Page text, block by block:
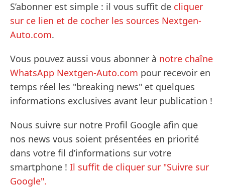
S’abonner est simple : il vous suffit de cliquer
sur ce lien et de cocher les sources Nextgen-
Auto.com.
Vous pouvez aussi vous abonner à notre chaîne
WhatsApp Nextgen-Auto.com pour recevoir en
temps réel les "breaking news" et quelques
informations exclusives avant leur publication !
Nous suivre sur notre Profil Google afin que
nos news vous soient présentées en priorité
dans votre fil d’informations sur votre
smartphone ! Il suffit de cliquer sur "Suivre sur
Google".